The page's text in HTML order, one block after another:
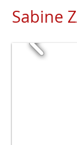
Sabine